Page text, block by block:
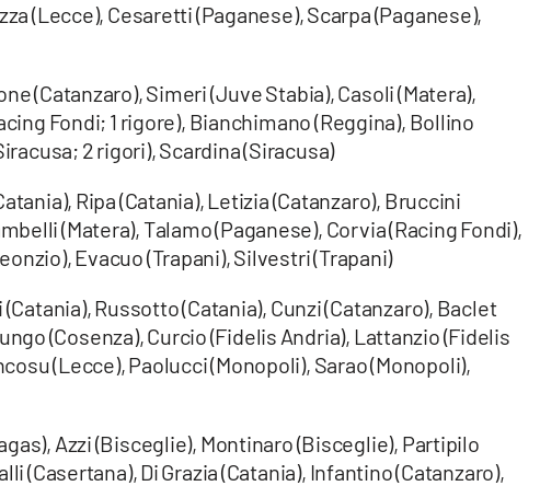
(Lecce), Cesaretti (Paganese), Scarpa (Paganese),
(Catanzaro), Simeri (Juve Stabia), Casoli (Matera),
Fondi; 1 rigore), Bianchimano (Reggina), Bollino
2 rigori), Scardina (Siracusa)
Ripa (Catania), Letizia (Catanzaro), Bruccini
(Matera), Talamo (Paganese), Corvia (Racing Fondi),
Evacuo (Trapani), Silvestri (Trapani)
Russotto (Catania), Cunzi (Catanzaro), Baclet
(Cosenza), Curcio (Fidelis Andria), Lattanzio (Fidelis
(Lecce), Paolucci (Monopoli), Sarao (Monopoli),
Azzi (Bisceglie), Montinaro (Bisceglie), Partipilo
(Casertana), Di Grazia (Catania), Infantino (Catanzaro),